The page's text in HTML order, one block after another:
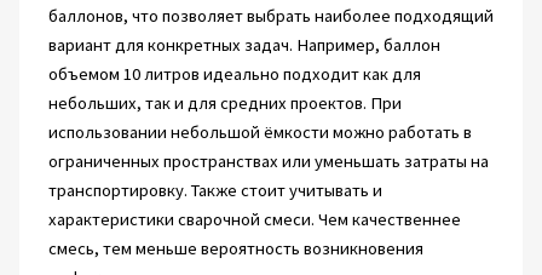
баллонов, что позволяет выбрать наиболее подходящий
вариант для конкретных задач. Например, баллон
объемом 10 литров идеально подходит как для
небольших, так и для средних проектов. При
использовании небольшой ёмкости можно работать в
ограниченных пространствах или уменьшать затраты на
транспортировку. Также стоит учитывать и
характеристики сварочной смеси. Чем качественнее
смесь, тем меньше вероятность возникновения